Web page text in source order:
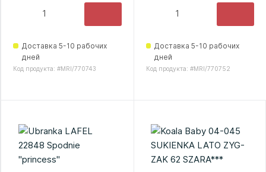
Доставка 5-10 рабочих
дней
Код продукта: #MRI/770743
Доставка 5-10 рабочих
дней
Код продукта: #MRI/770752